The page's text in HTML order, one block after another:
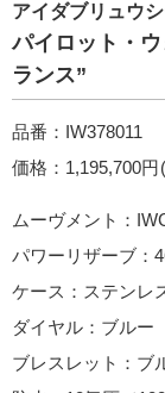
アイダブリュウ
パイロット・
ランス”
品番：IW378011
価格：1,195,700円
ムーヴメント：
パワーリザーブ：
ケース：ステンレ
ダイヤル：ブルー
ブレスレット：ブ